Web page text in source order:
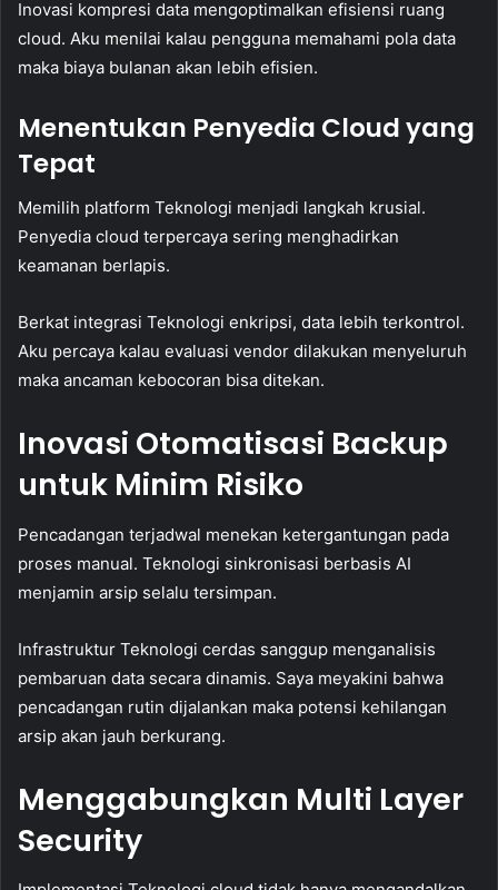
Inovasi kompresi data mengoptimalkan efisiensi ruang
cloud. Aku menilai kalau pengguna memahami pola data
maka biaya bulanan akan lebih efisien.
Menentukan Penyedia Cloud yang
Tepat
Memilih platform Teknologi menjadi langkah krusial.
Penyedia cloud terpercaya sering menghadirkan
keamanan berlapis.
Berkat integrasi Teknologi enkripsi, data lebih terkontrol.
Aku percaya kalau evaluasi vendor dilakukan menyeluruh
maka ancaman kebocoran bisa ditekan.
Inovasi Otomatisasi Backup
untuk Minim Risiko
Pencadangan terjadwal menekan ketergantungan pada
proses manual. Teknologi sinkronisasi berbasis AI
menjamin arsip selalu tersimpan.
Infrastruktur Teknologi cerdas sanggup menganalisis
pembaruan data secara dinamis. Saya meyakini bahwa
pencadangan rutin dijalankan maka potensi kehilangan
arsip akan jauh berkurang.
Menggabungkan Multi Layer
Security